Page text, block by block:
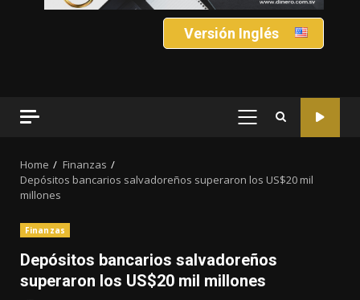
Versión Inglés
PRIMARY
Home
Finanzas
Depósitos bancarios salvadoreños superaron los US$20 mil
millones
Finanzas
Depósitos bancarios salvadoreños
superaron los US$20 mil millones